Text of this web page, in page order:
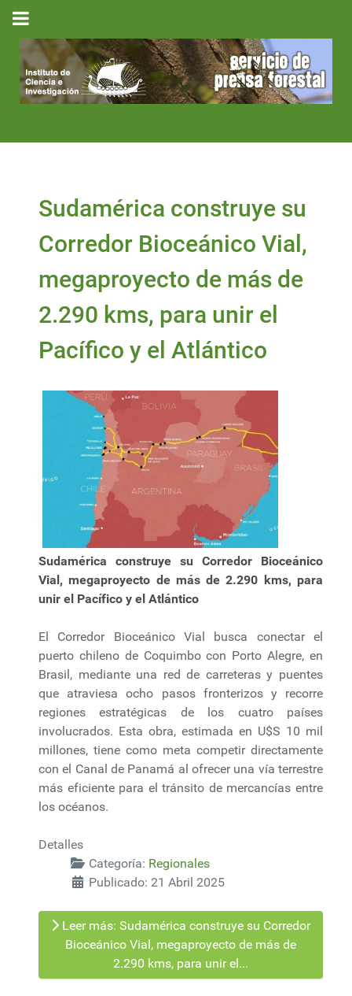
Sudamérica construye su
Corredor Bioceánico Vial,
megaproyecto de más de
2.290 kms, para unir el
Pacífico y el Atlántico
Sudamérica construye su Corredor Bioceánico
Vial, megaproyecto de más de 2.290 kms, para
unir el Pacífico y el Atlántico
El Corredor Bioceánico Vial busca conectar el
puerto chileno de Coquimbo con Porto Alegre, en
Brasil, mediante una red de carreteras y puentes
que atraviesa ocho pasos fronterizos y recorre
regiones estratégicas de los cuatro países
involucrados. Esta obra, estimada en U$S 10 mil
millones, tiene como meta competir directamente
con el Canal de Panamá al ofrecer una vía terrestre
más eficiente para el tránsito de mercancías entre
los océanos.
Detalles
Categoría: Regionales
Publicado: 21 Abril 2025
Leer más: Sudamérica construye su Corredor
Bioceánico Vial, megaproyecto de más de
2.290 kms, para unir el...